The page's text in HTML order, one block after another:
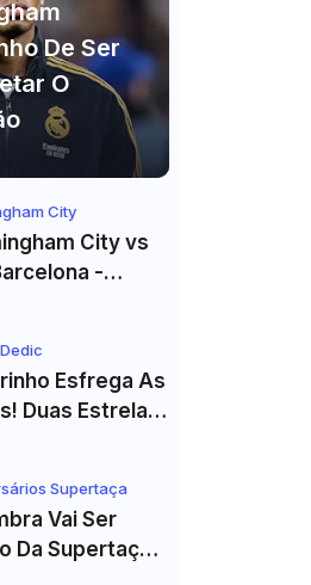
De Ser
O
City
City vs
-
Esfrega As
Duas Estrelas
Supertaça
Vai Ser
Da Supertaça